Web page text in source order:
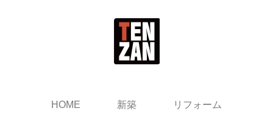
HOME 新築 リフォーム